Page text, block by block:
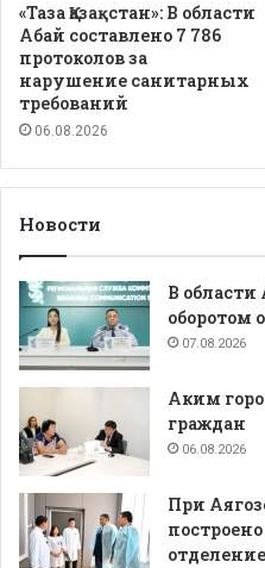
«Таза Қазақстан»: В области
Абай составлено 7 786
протоколов за
нарушение санитарных
требований
06.08.2026
Новости
В области
оборотом
07.08.2026
Аким
граждан
06.08.2026
При
отделение